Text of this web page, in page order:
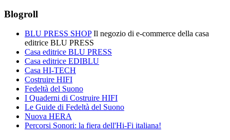
Blogroll
BLU PRESS SHOPIl negozio di e-commerce della casa
editrice BLU PRESS
Casa editrice BLU PRESS
Casa editrice EDIBLU
Casa HI-TECH
Costruire HIFI
Fedeltà del Suono
I Quaderni di Costruire HIFI
Le Guide di Fedeltà del Suono
Nuova HERA
Percorsi Sonori: la fiera dell'Hi-Fi italiana!